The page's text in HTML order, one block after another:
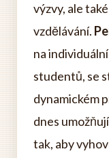
výzvy, ale
vzdělávání.
na
studentů, se
dynamickém
dnes
tak, aby